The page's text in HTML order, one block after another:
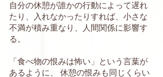
自分の休憩が誰かの行動によって遅れ
たり、入れなかったりすれば、小さな
不満が積み重なり、人間関係に影響す
る。
「食べ物の恨みは怖い」という言葉が
あるように、 休憩の恨みも同じくらい